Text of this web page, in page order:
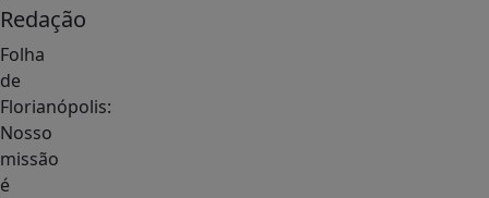
Redação
Folha
de
Florianópolis:
Nosso
missão
é